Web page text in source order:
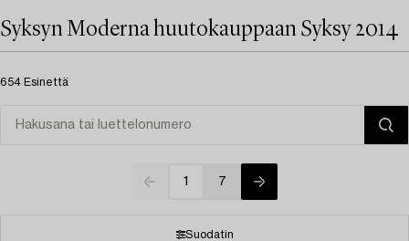
Syksyn Moderna huutokauppaan Syksy 2014
654 Esinettä
1 7
Suodatin